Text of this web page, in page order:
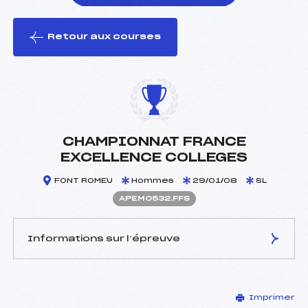
le ski
Retour aux courses
CHAMPIONNAT FRANCE
EXCELLENCE COLLEGES
FONT ROMEU Hommes 29/01/08 SL
APEM0532.FFS
Informations sur l’épreuve
BLANCHON SARAH (PE)
Imprimer